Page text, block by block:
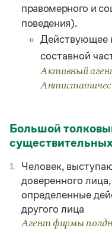
Правила русского
Интерактивные
Скороговорки
Издательство
Научпоп
Учебники и справочники
Все книги
Большой
1.
Человек,
доверенного
определенные
другого лица
Агент фирмы
правомерного и
поведения).
Действующее
составной
Активный